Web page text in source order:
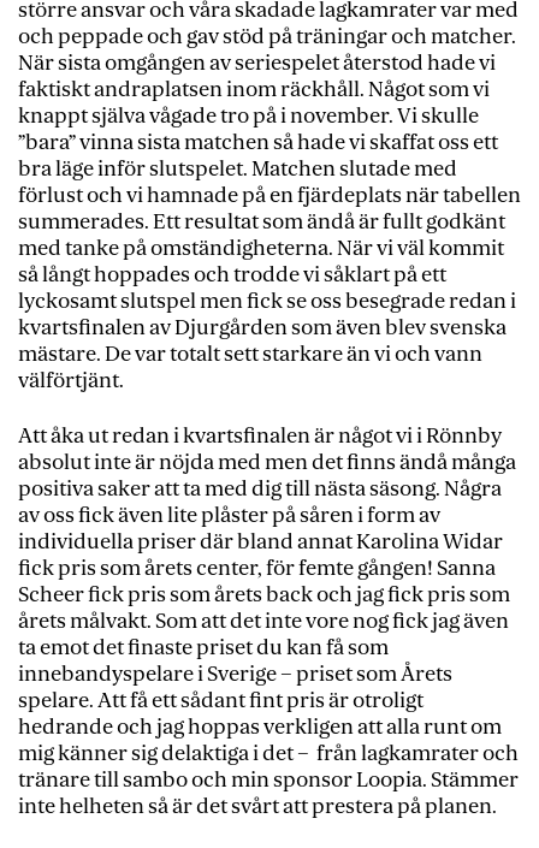
större ansvar och våra skadade lagkamrater var med
och peppade och gav stöd på träningar och matcher.
När sista omgången av seriespelet återstod hade vi
faktiskt andraplatsen inom räckhåll. Något som vi
knappt själva vågade tro på i november. Vi skulle
”bara” vinna sista matchen så hade vi skaffat oss ett
bra läge inför slutspelet. Matchen slutade med
förlust och vi hamnade på en fjärdeplats när tabellen
summerades. Ett resultat som ändå är fullt godkänt
med tanke på omständigheterna. När vi väl kommit
så långt hoppades och trodde vi såklart på ett
lyckosamt slutspel men fick se oss besegrade redan i
kvartsfinalen av Djurgården som även blev svenska
mästare. De var totalt sett starkare än vi och vann
välförtjänt.
Att åka ut redan i kvartsfinalen är något vi i Rönnby
absolut inte är nöjda med men det finns ändå många
positiva saker att ta med dig till nästa säsong. Några
av oss fick även lite plåster på såren i form av
individuella priser där bland annat Karolina Widar
fick pris som årets center, för femte gången! Sanna
Scheer fick pris som årets back och jag fick pris som
årets målvakt. Som att det inte vore nog fick jag även
ta emot det finaste priset du kan få som
innebandyspelare i Sverige – priset som Årets
spelare. Att få ett sådant fint pris är otroligt
hedrande och jag hoppas verkligen att alla runt om
mig känner sig delaktiga i det – från lagkamrater och
tränare till sambo och min sponsor Loopia. Stämmer
inte helheten så är det svårt att prestera på planen.